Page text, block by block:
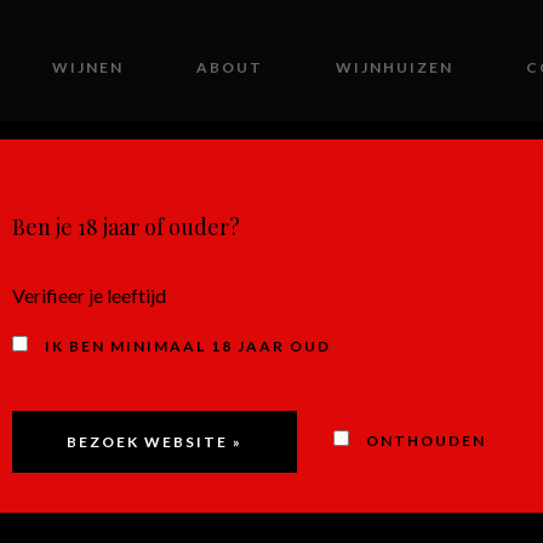
WIJNEN ABOUT WIJNHUIZEN
BOURGOGNE (F)
Ben je 18 jaar of ouder?
Verifieer je leeftijd
IK BEN MINIMAAL 18 JAAR OUD
ONTHOUDEN